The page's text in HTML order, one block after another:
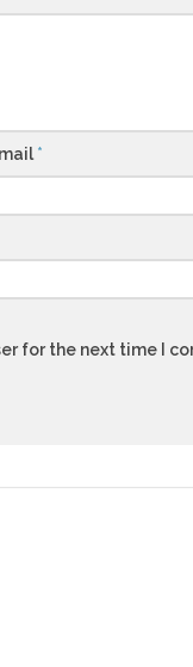
*
for the next time I